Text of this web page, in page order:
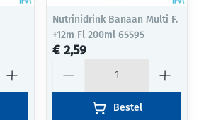
Nutrinidrink Banaan Multi F.
+12m Fl 200ml 65595
€ 2,59
Bestel